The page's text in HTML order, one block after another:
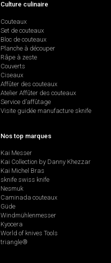
Culture culinaire
Couteaux
Set de couteaux
Bloc de couteaux
Planche à découper
Râpe à zeste
Couverts
Ciseaux
Affûter des couteaux
Atelier Affûter des couteaux
Service d’affûtage
Visite guidée manufacture sknife
Nos top marques
Kai Messer
Kai Collection by Danny Khezzar
Kai Michel Bras
sknife swiss knife
Nesmuk
Caminada couteaux
Güde
Windmühlenmesser
Kyocera
World of knives Tools
triangle®